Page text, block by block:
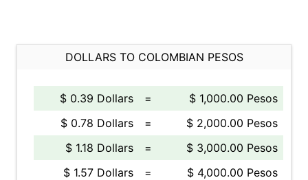
DOLLARS TO COLOMBIAN PESOS
$ 0.39 Dollars =
$ 1,000.00 Pesos
$ 0.78 Dollars
=
$ 2,000.00 Pesos
$ 1.18 Dollars
=
$ 3,000.00 Pesos
$ 1.57 Dollars
=
$ 4,000.00 Pesos